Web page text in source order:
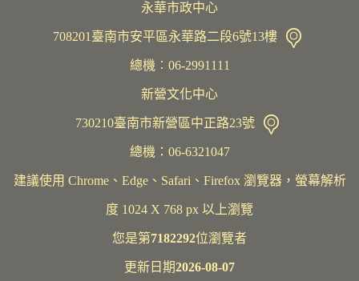
永華市政中心
708201臺南市安平區永華路二段6號13樓
總機︰06-2991111
新營文化中心
730210臺南市新營區中正路23號
總機：06-6321047
建議使用 Chrome、Edge、Safari、Firefox 瀏覽器，螢幕解析
度 1024 X 768 px 以上瀏覽
您是第7182292位瀏覽者
更新日期2026-08-07